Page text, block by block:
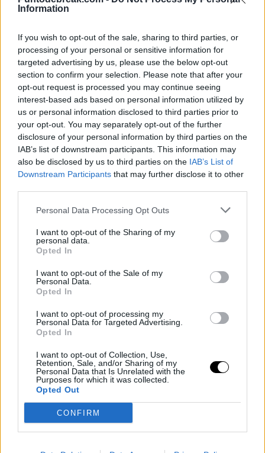
Information
If you wish to opt-out of the sale, sharing to third parties, or
processing of your personal or sensitive information for
targeted advertising by us, please use the below opt-out
section to confirm your selection. Please note that after your
opt-out request is processed you may continue seeing
interest-based ads based on personal information utilized by
us or personal information disclosed to third parties prior to
your opt-out. You may separately opt-out of the further
disclosure of your personal information by third parties on the
IAB’s list of downstream participants. This information may
also be disclosed by us to third parties on the IAB’s List of
Downstream Participants that may further disclose it to other
Personal Data Processing Opt Outs
I want to opt-out of the Sharing of my
personal data.
Opted In
I want to opt-out of the Sale of my
Personal Data.
Opted In
I want to opt-out of processing my
Personal Data for Targeted Advertising.
Opted In
I want to opt-out of Collection, Use,
Retention, Sale, and/or Sharing of my
Personal Data that Is Unrelated with the
Purposes for which it was collected.
Opted Out
CONFIRM
ATPCASPER RUUD
ganar un Grand Slam?
Pedro de Pablos- 17 jul 2026
STAN WAWRINKA
Los 5 grandes alicientes del torneo
de Gstaad
Diego Jiménez Rubio- 11 jul 2026
Ruud, tras su derrota en
Wimbledon: "No merece la pena
dedicar más tiempo a la hierba"
Diego Jiménez Rubio- 30 jun 2026